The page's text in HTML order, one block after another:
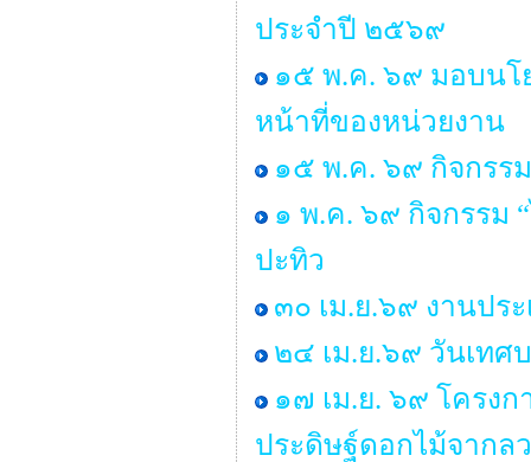
ประจำปี ๒๕๖๙
๑๕ พ.ค. ๖๙ มอบนโ
หน้าที่ของหน่วยงาน
๑๕ พ.ค. ๖๙ กิจกรร
๑ พ.ค. ๖๙ กิจกรรม
ปะทิว
๓๐ เม.ย.๖๙ งานปร
๒๔ เม.ย.๖๙ วันเท
๑๗ เม.ย. ๖๙ โครง
ประดิษฐ์ดอกไม้จากล